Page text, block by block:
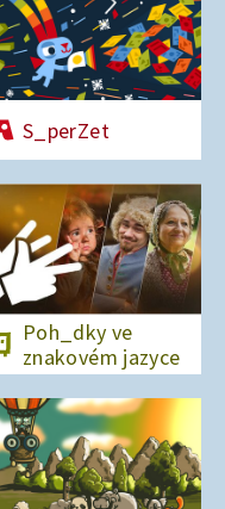
S_perZet
Poh_dky ve
znakovém jazyce